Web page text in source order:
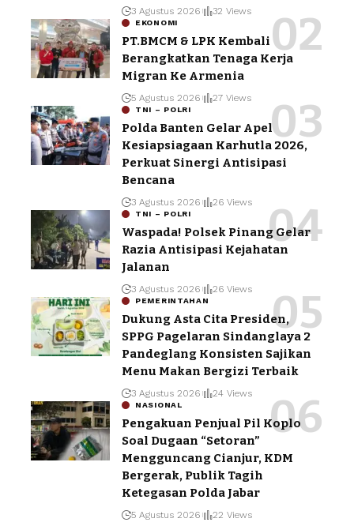
3 Agustus 2026 32 Views
EKONOMI
PT.BMCM & LPK Kembali
Berangkatkan Tenaga Kerja
Migran Ke Armenia
5 Agustus 2026 27 Views
TNI – POLRI
Polda Banten Gelar Apel
Kesiapsiagaan Karhutla 2026,
Perkuat Sinergi Antisipasi
Bencana
3 Agustus 2026 26 Views
TNI – POLRI
Waspada! Polsek Pinang Gelar
Razia Antisipasi Kejahatan
Jalanan
3 Agustus 2026 26 Views
PEMERINTAHAN
Dukung Asta Cita Presiden,
SPPG Pagelaran Sindanglaya 2
Pandeglang Konsisten Sajikan
Menu Makan Bergizi Terbaik
3 Agustus 2026 24 Views
NASIONAL
Pengakuan Penjual Pil Koplo
Soal Dugaan “Setoran”
Mengguncang Cianjur, KDM
Bergerak, Publik Tagih
Ketegasan Polda Jabar
5 Agustus 2026 22 Views